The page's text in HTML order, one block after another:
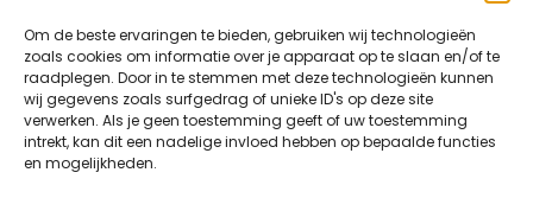
Om de beste ervaringen te bieden, gebruiken wij technologieën
zoals cookies om informatie over je apparaat op te slaan en/of te
raadplegen. Door in te stemmen met deze technologieën kunnen
wij gegevens zoals surfgedrag of unieke ID's op deze site
verwerken. Als je geen toestemming geeft of uw toestemming
intrekt, kan dit een nadelige invloed hebben op bepaalde functies
en mogelijkheden.
Katrien Debeuckelaere